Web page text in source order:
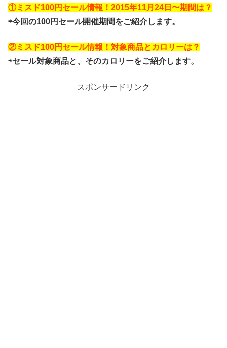
①ミスド100円セール情報！2015年11月24日〜期間は？
⇨今回の100円セール開催期間をご紹介します。
②ミスド100円セール情報！対象商品とカロリーは？
⇨セール対象商品と、そのカロリーをご紹介します。
スポンサードリンク